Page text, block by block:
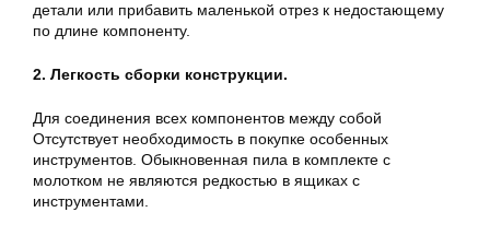
детали или прибавить маленькой отрез к недостающему
по длине компоненту.
2. Легкость сборки конструкции.
Для соединения всех компонентов между собой
Отсутствует необходимость в покупке особенных
инструментов. Обыкновенная пила в комплекте с
молотком не являются редкостью в ящиках с
инструментами.